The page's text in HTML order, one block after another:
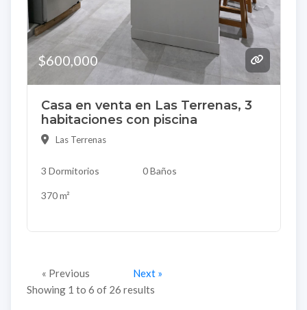
$600,000
Casa en venta en Las Terrenas, 3
habitaciones con piscina
Las Terrenas
3 Dormitorios 0 Baños
370 m²
« Previous
Next »
Showing 1 to 6 of 26 results